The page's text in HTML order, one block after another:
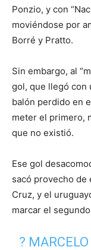
Ponzio, y con
moviéndose por
Borré y Pratto.
Sin embargo, al
gol, que llegó con
balón perdido en
meter el primero,
que no existió.
Ese gol
sacó provecho de
Cruz, y el
marcar el
?️